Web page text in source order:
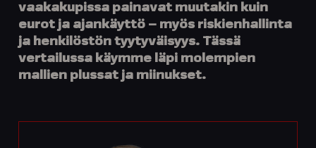
vaakakupissa painavat muutakin kuin
eurot ja ajankäyttö – myös riskienhallinta
ja henkilöstön tyytyväisyys. Tässä
vertailussa käymme läpi molempien
mallien plussat ja miinukset.